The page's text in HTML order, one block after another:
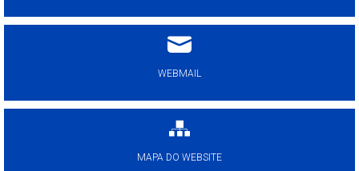
WEBMAIL
MAPA DO WEBSITE